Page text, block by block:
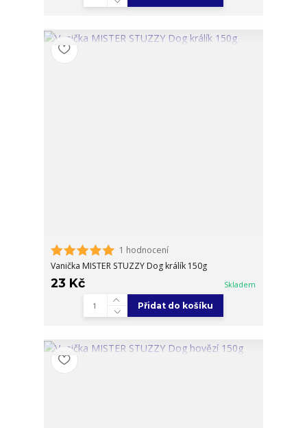
1 hodnocení
Vanička MISTER STUZZY Dog králík 150g
23 Kč Skladem
Přidat do košíku